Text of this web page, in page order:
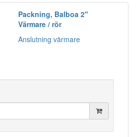
Packning, Balboa 2"
Värmare / rör
Anslutning värmare